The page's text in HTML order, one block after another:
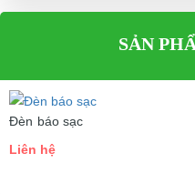
Liên hệ
SẢN
Đèn báo sạc
Liên hệ